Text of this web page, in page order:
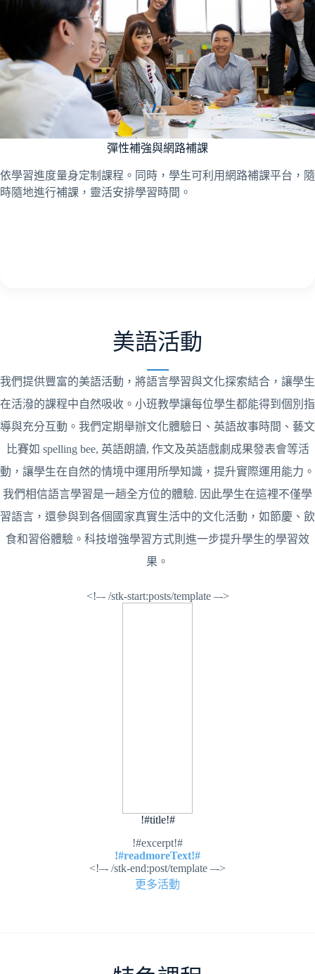
彈性補強與網路補課
依學習進度量身定制課程。同時，學生可利用網路補課平台，隨
時隨地進行補課，靈活安排學習時間。
美語活動
我們提供豐富的美語活動，將語言學習與文化探索結合，讓學生
在活潑的課程中自然吸收。小班教學讓每位學生都能得到個別指
導與充分互動。我們定期舉辦文化體驗日、英語故事時間、藝文
比賽如 spelling bee, 英語朗讀, 作文及英語戲劇成果發表會等活
動，讓學生在自然的情境中運用所學知識，提升實際運用能力。
我們相信語言學習是一趟全方位的體驗. 因此學生在這裡不僅學
習語言，還參與到各個國家真實生活中的文化活動，如節慶、飲
食和習俗體驗。科技增強學習方式則進一步提升學生的學習效
果。
<!–- /stk-start:posts/template –->
!#title!#
!#excerpt!#
!#readmoreText!#
<!–- /stk-end:post/template –->
更多活動